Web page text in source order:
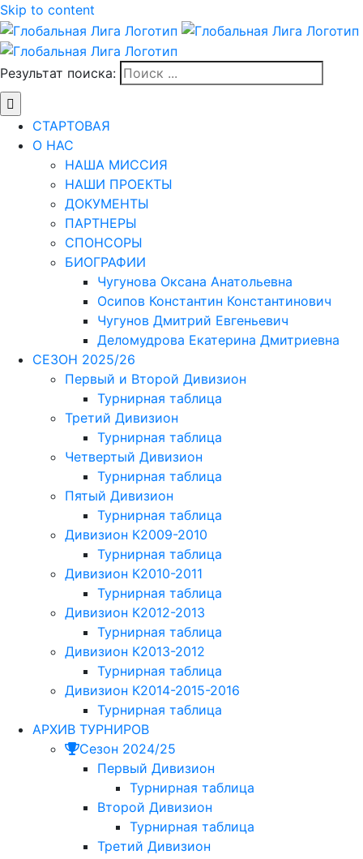
Skip to content
Результат поиска:
СТАРТОВАЯ
О НАС
НАША МИССИЯ
НАШИ ПРОЕКТЫ
ДОКУМЕНТЫ
ПАРТНЕРЫ
СПОНСОРЫ
БИОГРАФИИ
Чугунова Оксана Анатольевна
Осипов Константин Константинович
Чугунов Дмитрий Евгеньевич
Деломудрова Екатерина Дмитриевна
СЕЗОН 2025/26
Первый и Второй Дивизион
Турнирная таблица
Третий Дивизион
Турнирная таблица
Четвертый Дивизион
Турнирная таблица
Пятый Дивизион
Турнирная таблица
Дивизион К2009-2010
Турнирная таблица
Дивизион К2010-2011
Турнирная таблица
Дивизион К2012-2013
Турнирная таблица
Дивизион К2013-2012
Турнирная таблица
Дивизион К2014-2015-2016
Турнирная таблица
АРХИВ ТУРНИРОВ
Сезон 2024/25
Первый Дивизион
Турнирная таблица
Второй Дивизион
Турнирная таблица
Третий Дивизион